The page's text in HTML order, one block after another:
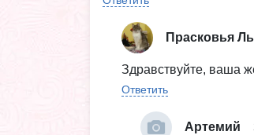
Прасковья
Здравствуйте, ваша
Ответить
Артемий